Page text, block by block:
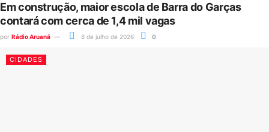
Em construção, maior escola de Barra do Garças
contará com cerca de 1,4 mil vagas
por Rádio Aruanã 8 de julho de 2026 0
CIDADES